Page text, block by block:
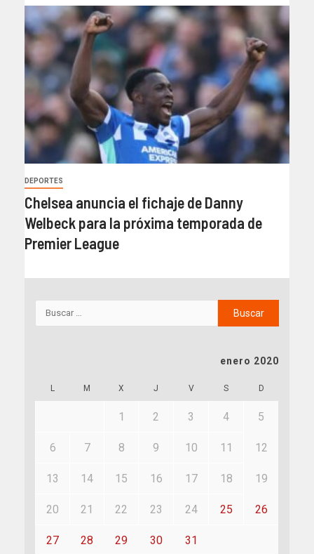
DEPORTES
Chelsea anuncia el fichaje de Danny
Welbeck para la próxima temporada de
Premier League
enero 2020
L M X J V S D
1 2 3 4 5
6 7 8 9 10 11 12
13 14 15 16 17 18 19
20 21 22 23 24 25 26
27 28 29 30 31